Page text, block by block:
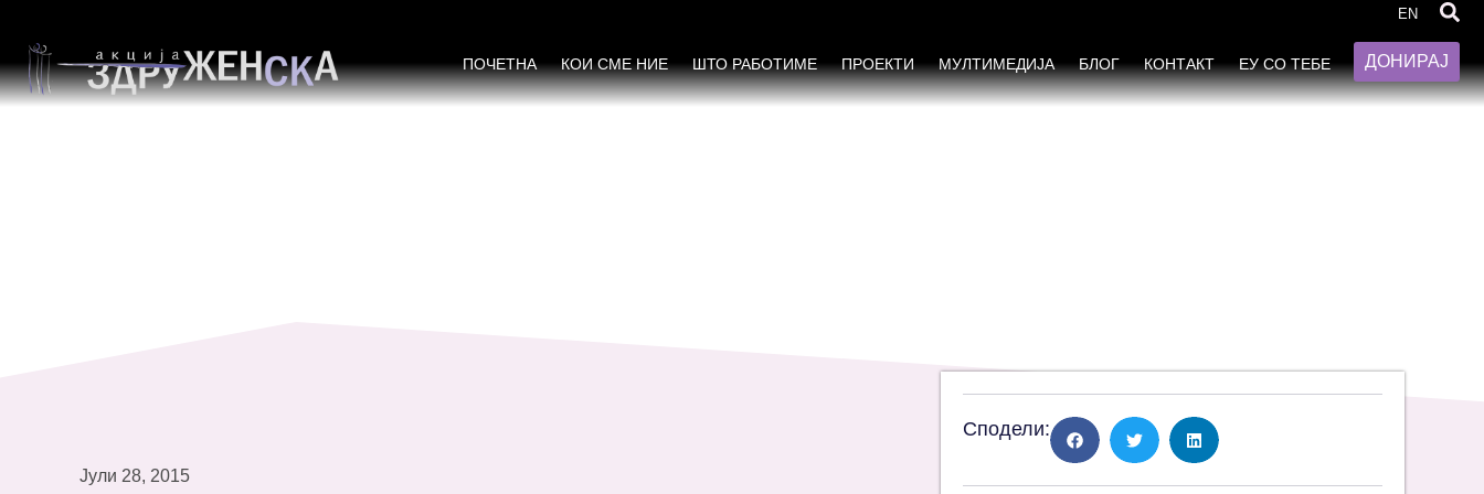
EN
ПОЧЕТНА КОИ СМЕ НИЕ ШТО РАБОТИМЕ ПРОЕКТИ МУЛТИМЕДИЈА БЛОГ КОНТАКТ ЕУ СО ТЕБЕ ДОНИРАЈ
Јули 28, 2015
Сподели: